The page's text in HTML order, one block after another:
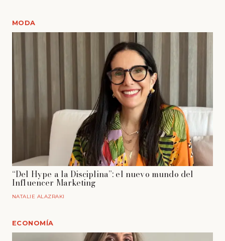
MODA
“Del Hype a la Disciplina”: el nuevo mundo del
Influencer Marketing
NATALIE ALAZRAKI
ECONOMÍA